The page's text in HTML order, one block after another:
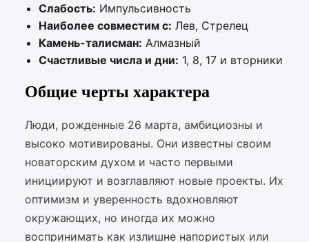
Слабость: Импульсивность
Наиболее совместим с: Лев, Стрелец
Камень-талисман: Алмазный
Счастливые числа и дни: 1, 8, 17 и вторники
Общие черты характера
Люди, рожденные 26 марта, амбициозны и
высоко мотивированы. Они известны своим
новаторским духом и часто первыми
инициируют и возглавляют новые проекты. Их
оптимизм и уверенность вдохновляют
окружающих, но иногда их можно
воспринимать как излишне напористых или